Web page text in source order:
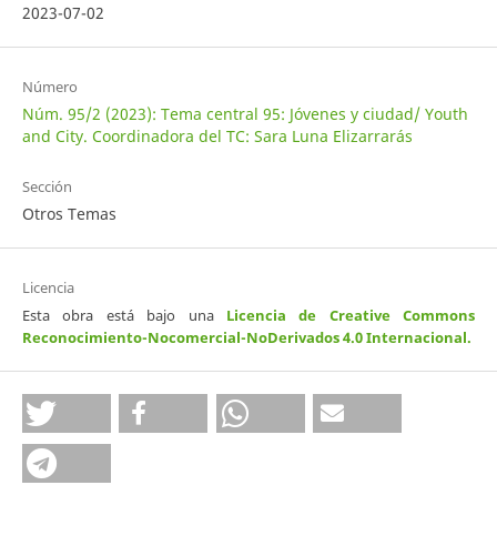
2023-07-02
Número
Núm. 95/2 (2023): Tema central 95: Jóvenes y ciudad/ Youth
and City. Coordinadora del TC: Sara Luna Elizarrarás
Sección
Otros Temas
Licencia
Esta obra está bajo una Licencia de Creative Commons
Reconocimiento-Nocomercial-NoDerivados 4.0 Internacional.